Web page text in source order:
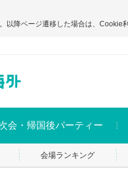
降ページ遷移した場合は、Cookie
会・帰国後パーティー
会場ランキング